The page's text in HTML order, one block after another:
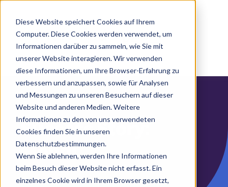
Diese Website speichert Cookies auf Ihrem
Computer. Diese Cookies werden verwendet, um
Informationen darüber zu sammeln, wie Sie mit
unserer Website interagieren. Wir verwenden
diese Informationen, um Ihre Browser-Erfahrung zu
verbessern und anzupassen, sowie für Analysen
und Messungen zu unseren Besuchern auf dieser
Website und anderen Medien. Weitere
Informationen zu den von uns verwendeten
Cookies finden Sie in unseren
Datenschutzbestimmungen.
Wenn Sie ablehnen, werden Ihre Informationen
beim Besuch dieser Website nicht erfasst. Ein
einzelnes Cookie wird in Ihrem Browser gesetzt,
DE
Success Story:
Mondi